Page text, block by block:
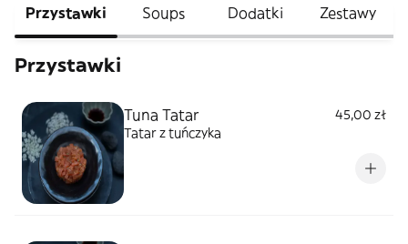
Przystawki Soups Dodatki Zestawy
Przystawki
Tuna Tatar
45,00 zł
Tatar z tuńczyka